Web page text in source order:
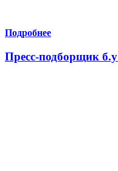
Подробнее
Пресс-подборщик